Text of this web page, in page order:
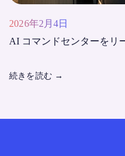
2026年2月4日
AI コマンドセンターをリ
続きを読む →